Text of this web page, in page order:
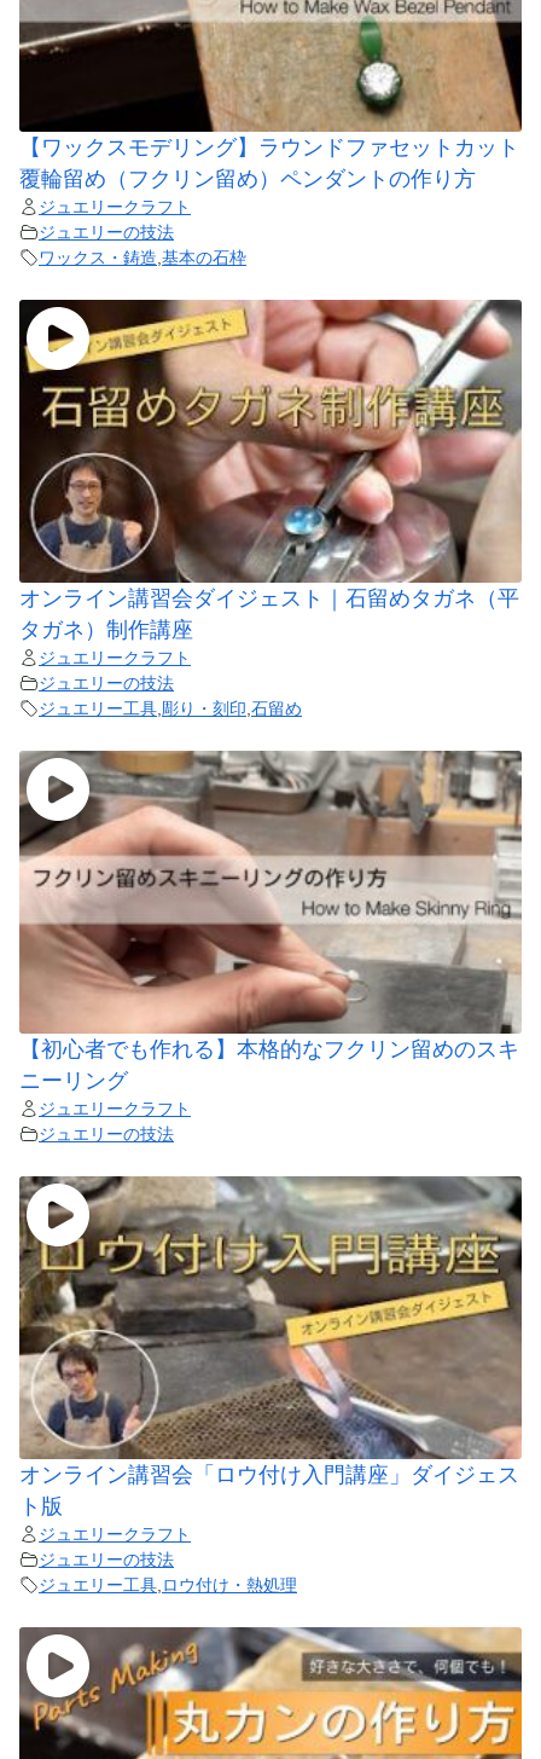
【ワックスモデリング】ラウンドファセットカット
覆輪留め（フクリン留め）ペンダントの作り方
ジュエリークラフト
ジュエリーの技法
ワックス・鋳造 基本の石枠
オンライン講習会ダイジェスト｜石留めタガネ（平
タガネ）制作講座
ジュエリークラフト
ジュエリーの技法
ジュエリー工具 彫り・刻印 石留め
【初心者でも作れる】本格的なフクリン留めのスキ
ニーリング
ジュエリークラフト
ジュエリーの技法
オンライン講習会「ロウ付け入門講座」ダイジェス
ト版
ジュエリークラフト
ジュエリーの技法
ジュエリー工具 ロウ付け・熱処理